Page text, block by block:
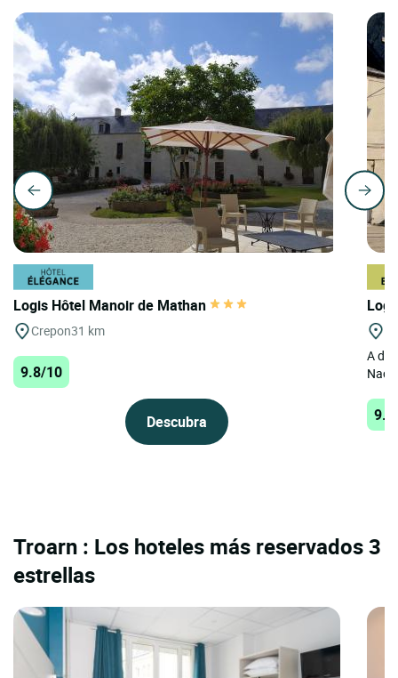
Logis Hôtel Manoir de Mathan
Crepon31 km
9.8/10
Descubra
A
Troarn : Los hoteles más reservados 3
estrellas